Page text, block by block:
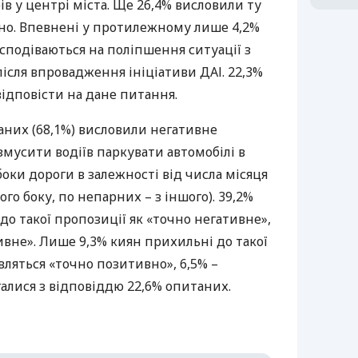
у центрі міста. Ще 26,4% висловили ту
Впевнені у протилежному лише 4,2%
на поліпшення ситуації з
впровадження ініціативи ДАІ. 22,3%
на дане питання.
(68,1%) висловили негативне
водіїв паркувати автомобілі в
дороги в залежності від числа місяця
боку, по непарних – з іншого). 39,2%
такої пропозиції як «точно негативне»,
Лише 9,3% киян прихильні до такої
«точно позитивно», 6,5% –
з відповіддю 22,6% опитаних.